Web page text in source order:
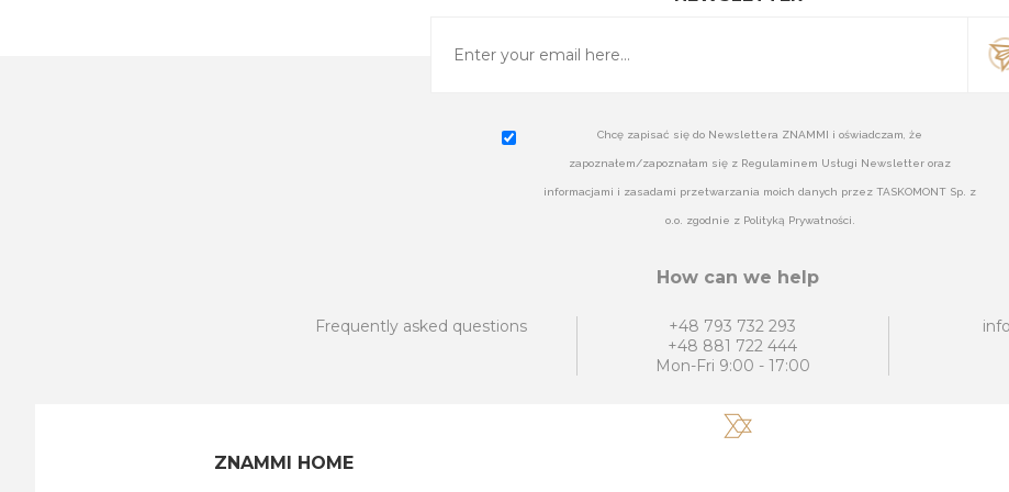
Chcę zapisać się do Newslettera ZNAMMI i oświadczam, że
zapoznałem/zapoznałam się z Regulaminem Usługi Newsletter oraz
informacjami i zasadami przetwarzania moich danych przez TASKOMONT Sp. z
o.o. zgodnie z Polityką Prywatności.
How can we help
Frequently asked questions
+48 793 732 293
+48 881 722 444
Mon-Fri 9:00 - 17:00
ZNAMMI HOME